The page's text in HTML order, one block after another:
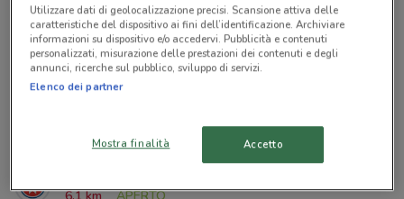
Via Amilcare Ponchielli, 7 Busto Arsizio
1 km
Utilizzare dati di geolocalizzazione precisi. Scansione attiva delle
caratteristiche del dispositivo ai fini dell’identificazione. Archiviare
informazioni su dispositivo e/o accedervi. Pubblicità e contenuti
personalizzati, misurazione delle prestazioni dei contenuti e degli
annunci, ricerche sul pubblico, sviluppo di servizi.
Elenco dei partner
Mostra finalità Accetto